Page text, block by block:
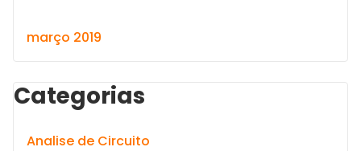
março 2019
Categorias
Analise de Circuito